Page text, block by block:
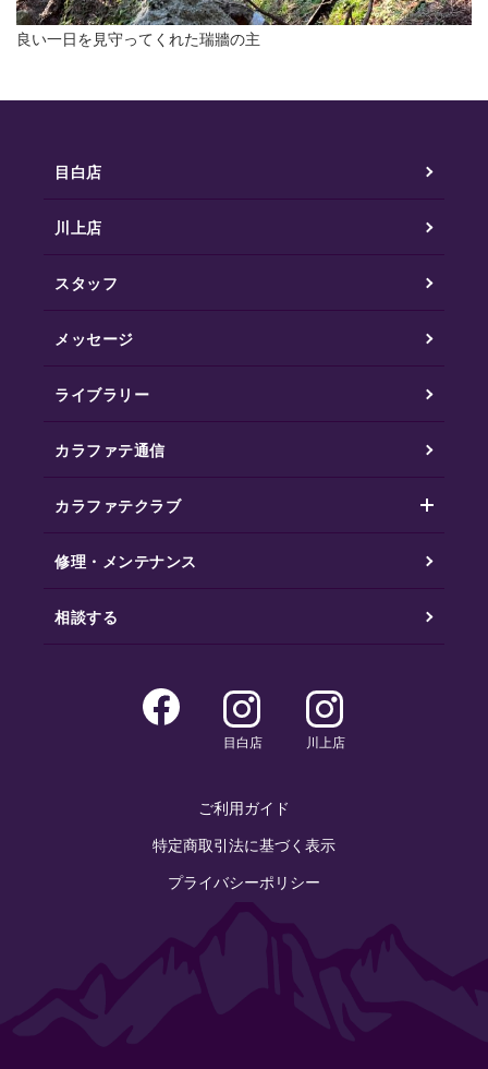
良い一日を見守ってくれた瑞牆の主
目白店
川上店
スタッフ
メッセージ
ライブラリー
カラファテ通信
カラファテクラブ
修理・メンテナンス
相談する
目白店 川上店
ご利用ガイド
特定商取引法に基づく表示
プライバシーポリシー